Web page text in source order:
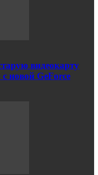
видеокарту
новой GeForce